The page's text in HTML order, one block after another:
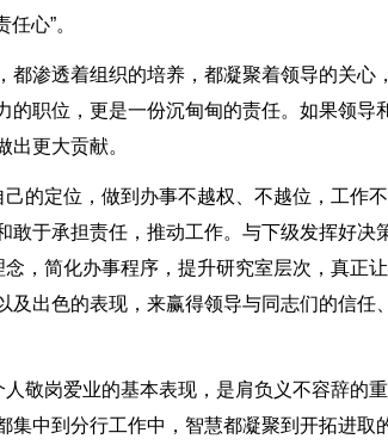
心”。
渗透着组织的培养，都凝聚着领导的关心，
的职位，更是一份沉甸甸的责任。如果领导
更大贡献。
的定位，做到办事不越权、不越位，工作
敢于承担责任，推动工作。与下级发挥好决
，简化办事程序，提升研究室层次，真正
出色的表现，来赢得领导与同志们的信任、
敬岗爱业的基本表现，是肩负义不容辞的
集中到分行工作中，智慧都凝聚到开拓进取